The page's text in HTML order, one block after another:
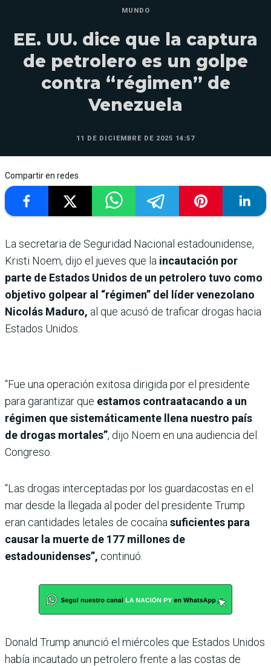
MUNDO
EE. UU. dice que la captura
de petrolero es un golpe
contra “régimen” de
Venezuela
11 DE DICIEMBRE DE 2025 14:57
Compartir en redes
La secretaria de Seguridad Nacional estadounidense,
Kristi Noem, dijo el jueves que la incautación por
parte de Estados Unidos de un petrolero tuvo como
objetivo golpear al “régimen” del líder venezolano
Nicolás Maduro, al que acusó de traficar drogas hacia
Estados Unidos.
“Fue una operación exitosa dirigida por el presidente
para garantizar que estamos contraatacando a un
régimen que sistemáticamente llena nuestro país
de drogas mortales”, dijo Noem en una audiencia del
Congreso.
“Las drogas interceptadas por los guardacostas en el
mar desde la llegada al poder del presidente Trump
eran cantidades letales de cocaína suficientes para
causar la muerte de 177 millones de
estadounidenses”, continuó.
Donald Trump anunció el miércoles que Estados Unidos
había incautado un petrolero frente a las costas de